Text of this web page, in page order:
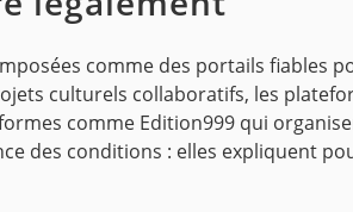
comme des portails fiables
culturels collaboratifs, les
comme Edition999 qui
des conditions : elles expliquent